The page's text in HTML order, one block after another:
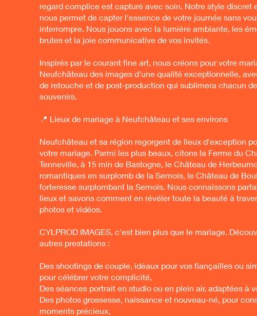
regard complice est capturé avec soin. Notre style discret
nous permet de capter l'essence de votre journée sans
interrompre. Nous jouons avec la lumière ambiante, les
brutes et la joie communicative de vos invités.
Inspirés par le courant fine art, nous créons pour votre
Neufchâteau des images d'une qualité exceptionnelle,
de retouche et de post-production qui sublimera chacun
souvenirs.
📍 Lieux de mariage à Neufchâteau et ses environs
Neufchâteau et sa région regorgent de lieux d'exception
votre mariage. Parmi les plus beaux, citons la Ferme du
Tenneville, à 15 min de Bastogne, le Château de
romantiques en surplomb de la Semois, le Château de
forteresse surplombant la Semois. Nous connaissons
lieux et savons comment en révéler toute la beauté à
photos et vidéos.
CYLPROD IMAGES, c'est bien plus que le mariage.
autres prestations :
Des shootings de couple, idéaux pour vos fiançailles ou
pour célébrer votre complicité,
Des séances portrait en studio ou en plein air, adaptées à
Des photos grossesse, naissance et nouveau-né, pour
moments précieux,